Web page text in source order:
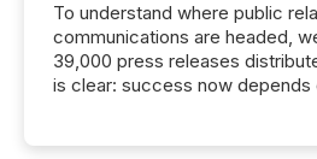
To understand where public
communications are headed,
39,000 press releases
is clear: success now depends